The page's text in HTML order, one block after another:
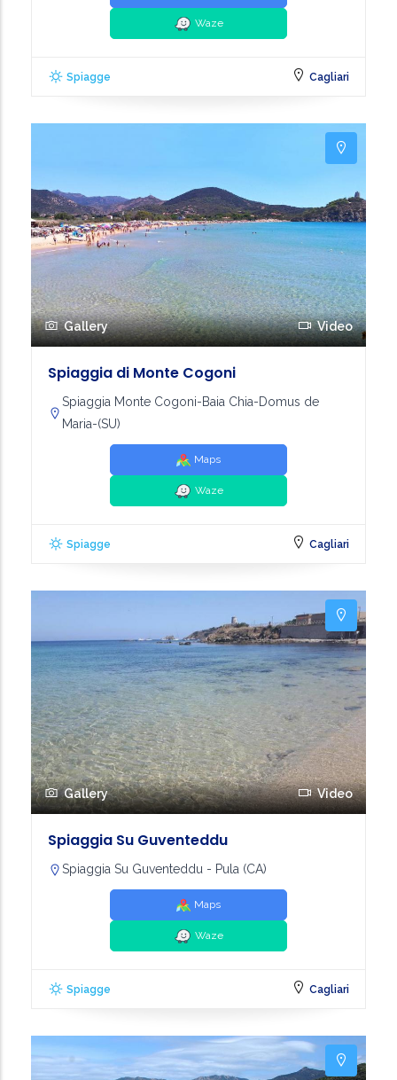
Waze
Spiagge Cagliari
Gallery Video
Spiaggia di Monte Cogoni
Spiaggia Monte Cogoni-Baia Chia-Domus de
Maria-(SU)
Maps
Waze
Spiagge Cagliari
Gallery Video
Spiaggia Su Guventeddu
Spiaggia Su Guventeddu - Pula (CA)
Maps
Waze
Spiagge Cagliari